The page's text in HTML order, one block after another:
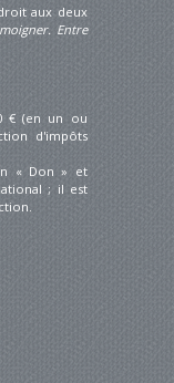
aux deux
Entre
€ (en un ou
d'impôts
« Don » et
; il est